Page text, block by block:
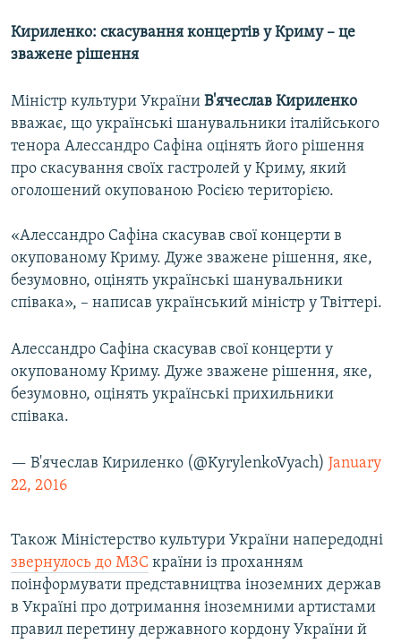
Кириленко: скасування концертів у Криму – це
зважене рішення
Міністр культури України В'ячеслав Кириленко
вважає, що українські шанувальники італійського
тенора Алессандро Сафіна оцінять його рішення
про скасування своїх гастролей у Криму, який
оголошений окупованою Росією територією.
«Алессандро Сафіна скасував свої концерти в
окупованому Криму. Дуже зважене рішення, яке,
безумовно, оцінять українські шанувальники
співака», – написав український міністр у Твіттері.
Алессандро Сафіна скасував свої концерти у
окупованому Криму. Дуже зважене рішення, яке,
безумовно, оцінять українські прихильники
співака.
— В'ячеслав Кириленко (@KyrylenkoVyach) January
22, 2016
Також Міністерство культури України напередодні
звернулось до МЗС країни із проханням
поінформувати представництва іноземних держав
в Україні про дотримання іноземними артистами
правил перетину державного кордону України й